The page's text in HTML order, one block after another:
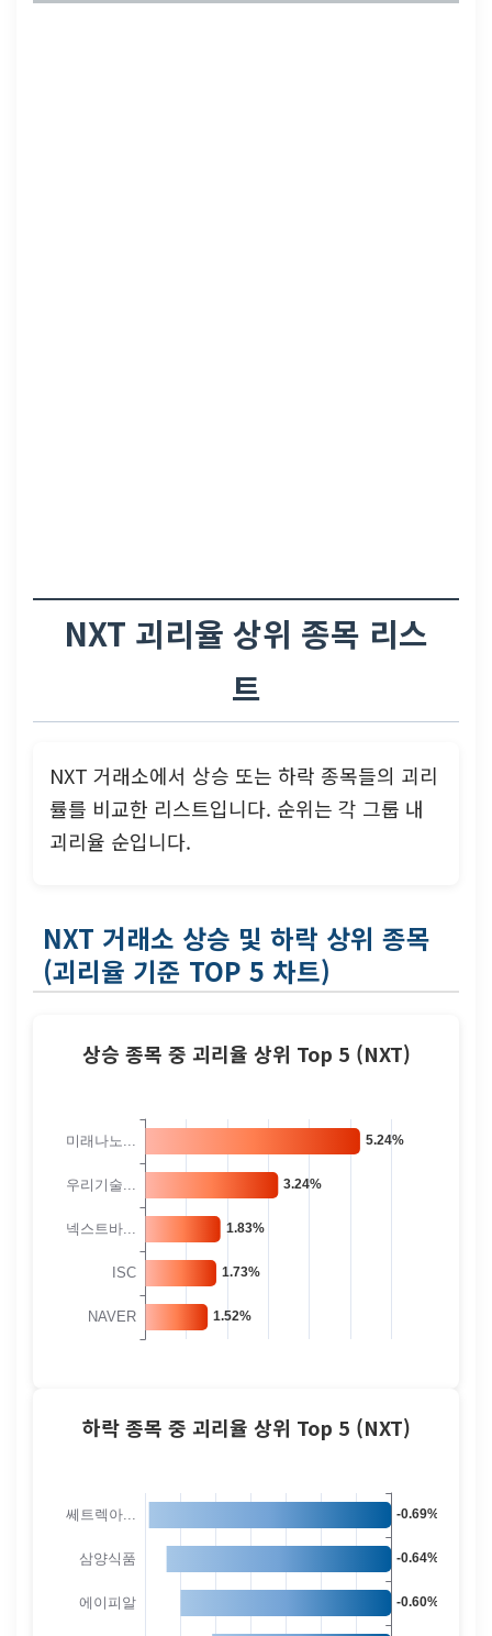
NXT 괴리율 상위 종목 리스
트
NXT 거래소에서 상승 또는 하락 종목들의 괴리
률를 비교한 리스트입니다. 순위는 각 그룹 내
괴리율 순입니다.
NXT 거래소 상승 및 하락 상위 종목
(괴리율 기준 TOP 5 차트)
상승 종목 중 괴리율 상위 Top 5 (NXT)
하락 종목 중 괴리율 상위 Top 5 (NXT)